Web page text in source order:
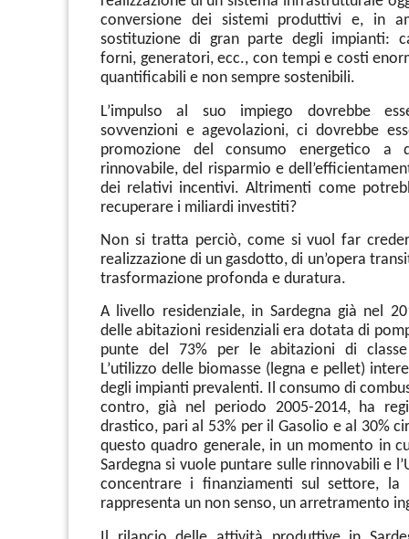
conversione dei sistemi produttivi e, in
sostituzione di gran parte degli impianti:
forni, generatori, ecc., con tempi e costi
quantificabili e non sempre sostenibili.
L’impulso al suo impiego dovrebbe
sovvenzioni e agevolazioni, ci dovrebbe
promozione del consumo energetico a
rinnovabile, del risparmio e
dei relativi incentivi. Altrimenti come
recuperare i miliardi investiti?
Non si tratta perciò, come si vuol far
realizzazione di un gasdotto, di un’opera
trasformazione profonda e duratura.
A livello residenziale, in Sardegna già nel
delle abitazioni residenziali era dotata di
punte del 73% per le abitazioni di
L’utilizzo delle biomasse (legna e pellet)
degli impianti prevalenti. Il consumo di
contro, già nel periodo 2005-2014, ha
drastico, pari al 53% per il Gasolio e al 30%
questo quadro generale, in un momento in
Sardegna si vuole puntare sulle rinnovabili e
concentrare i finanziamenti sul settore, la
rappresenta un non senso, un arretramento